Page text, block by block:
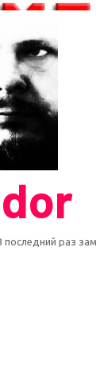
последний раз